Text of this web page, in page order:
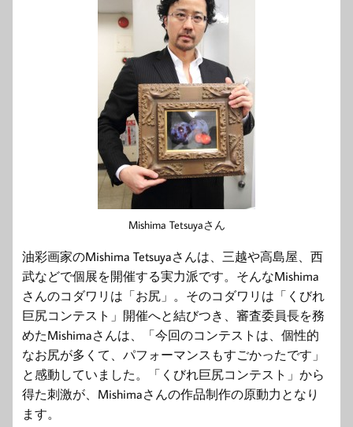
Mishima Tetsuyaさん
油彩画家のMishima Tetsuyaさんは、三越や高島屋、西
武などで個展を開催する実力派です。そんなMishima
さんのコダワリは「お尻」。そのコダワリは「くびれ
巨尻コンテスト」開催へと結びつき、審査委員長を務
めたMishimaさんは、「今回のコンテストは、個性的
なお尻が多くて、パフォーマンスもすごかったです」
と感動していました。「くびれ巨尻コンテスト」から
得た刺激が、Mishimaさんの作品制作の原動力となり
ます。